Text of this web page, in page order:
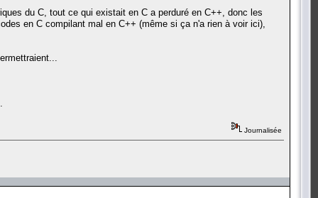
du C, tout ce qui existait en C a perduré en C++, donc les
en C compilant mal en C++ (même si ça n'a rien à voir ici),
Journalisée